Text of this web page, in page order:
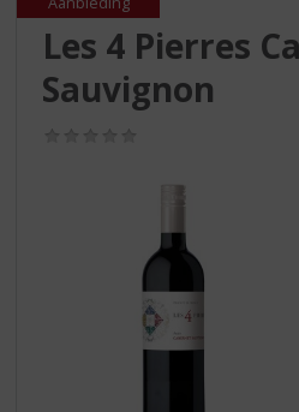
Les 4 Pierres
Sauvignon